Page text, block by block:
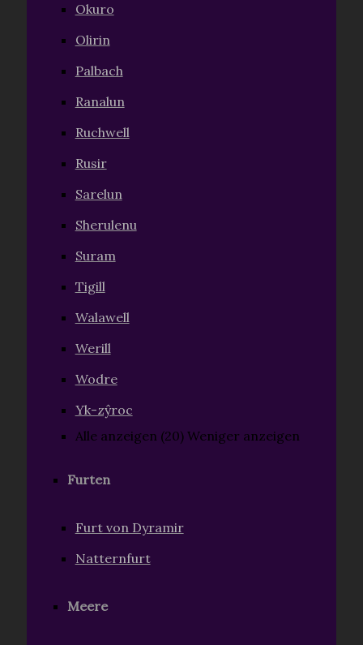
Okuro
Olirin
Palbach
Ranalun
Ruchwell
Rusir
Sarelun
Sherulenu
Suram
Tigill
Walawell
Werill
Wodre
Yk-zŷroc
Alle anzeigen (20) Weniger anzeigen
Furten
Furt von Dyramir
Natternfurt
Meere